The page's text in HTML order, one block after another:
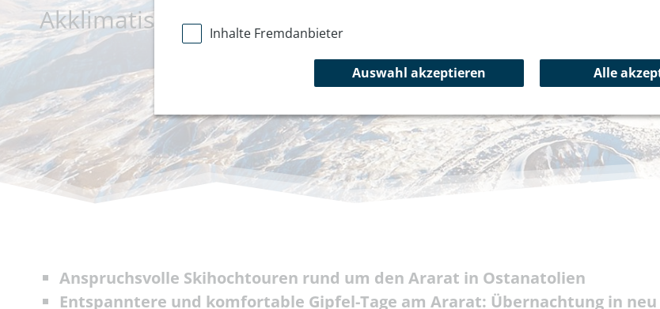
Akklimatisationstouren am Mount Artos, 3570 m und
Anspruchsvolle Skihochtouren rund um den Ararat in Ostanatolien
Entspanntere und komfortable Gipfel-Tage am Ararat: Übernachtung in neu
Inhalte Fremdanbieter
Auswahl akzeptieren Alle